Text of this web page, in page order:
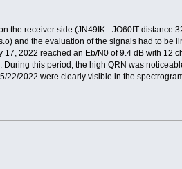
the receiver side (JN49IK - JO60IT distance
and the evaluation of the signals had to be
2022 reached an Eb/N0 of 9.4 dB with 12
this period, the high QRN was
22/2022 were clearly visible in the